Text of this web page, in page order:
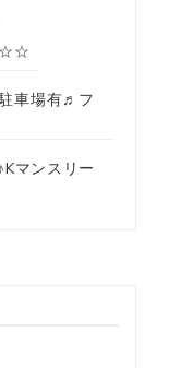
車場有♬フ
マンスリー